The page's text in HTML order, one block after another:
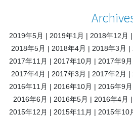
2019年5月 2019年1月 2018年12月
2018年5月
2018年4月 2018年3月
2017年11月
2017年10月 2017年9月
2017年4月
2017年3月 2017年2月
2016年11月
2016年10月 2016年9月
2016年6月
2016年5月 2016年4月
2015年12月
2015年11月 2015年10